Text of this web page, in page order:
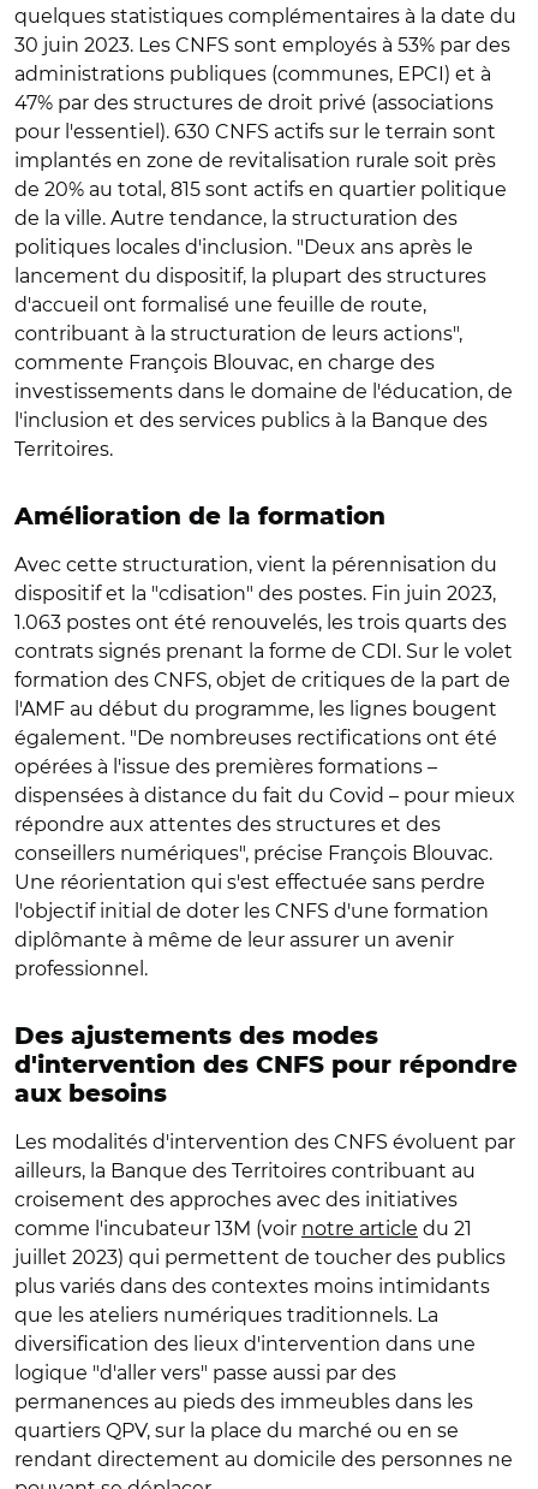
quelques statistiques complémentaires à la date du
30 juin 2023. Les CNFS sont employés à 53% par des
administrations publiques (communes, EPCI) et à
47% par des structures de droit privé (associations
pour l'essentiel). 630 CNFS actifs sur le terrain sont
implantés en zone de revitalisation rurale soit près
de 20% au total, 815 sont actifs en quartier politique
de la ville. Autre tendance, la structuration des
politiques locales d'inclusion. "Deux ans après le
lancement du dispositif, la plupart des structures
d'accueil ont formalisé une feuille de route,
contribuant à la structuration de leurs actions",
commente François Blouvac, en charge des
investissements dans le domaine de l'éducation, de
l'inclusion et des services publics à la Banque des
Territoires.
Amélioration de la formation
Avec cette structuration, vient la pérennisation du
dispositif et la "cdisation" des postes. Fin juin 2023,
1.063 postes ont été renouvelés, les trois quarts des
contrats signés prenant la forme de CDI. Sur le volet
formation des CNFS, objet de critiques de la part de
l'AMF au début du programme, les lignes bougent
également. "De nombreuses rectifications ont été
opérées à l'issue des premières formations –
dispensées à distance du fait du Covid – pour mieux
répondre aux attentes des structures et des
conseillers numériques", précise François Blouvac.
Une réorientation qui s'est effectuée sans perdre
l'objectif initial de doter les CNFS d'une formation
diplômante à même de leur assurer un avenir
professionnel.
Des ajustements des modes
d'intervention des CNFS pour répondre
aux besoins
Les modalités d'intervention des CNFS évoluent par
ailleurs, la Banque des Territoires contribuant au
croisement des approches avec des initiatives
comme l'incubateur 13M (voir notre article du 21
juillet 2023) qui permettent de toucher des publics
plus variés dans des contextes moins intimidants
que les ateliers numériques traditionnels. La
diversification des lieux d'intervention dans une
logique "d'aller vers" passe aussi par des
permanences au pieds des immeubles dans les
quartiers QPV, sur la place du marché ou en se
rendant directement au domicile des personnes ne